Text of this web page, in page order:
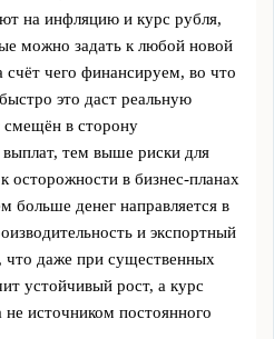
на инфляцию и курс рубля,
можно задать к любой новой
чего финансируем, во что
это даст реальную
смещён в сторону
тем выше риски для
осторожности в бизнес-планах
больше денег направляется в
и экспортный
что даже при существенных
устойчивый рост, а курс
не источником постоянного